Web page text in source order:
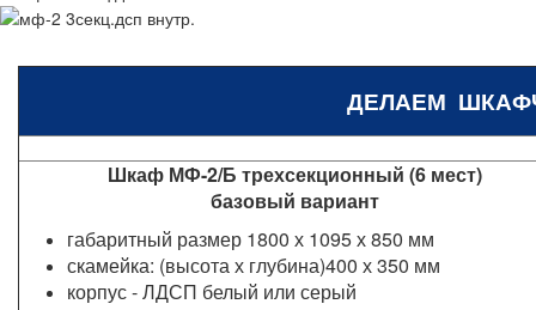
ДЕЛАЕМ
Шкаф МФ-2/Б трехсекционный (6 мест)
базовый вариант
габаритный размер 1800 х 1095 х 850 мм
скамейка: (высота х глубина)400 х 350 мм
корпус - ЛДСП белый или серый